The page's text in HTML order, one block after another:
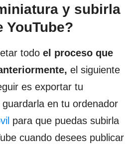
y subirla
YouTube?
todo el proceso que
el siguiente
es exportar tu
en tu ordenador
para que puedas subirla
cuando desees publicar